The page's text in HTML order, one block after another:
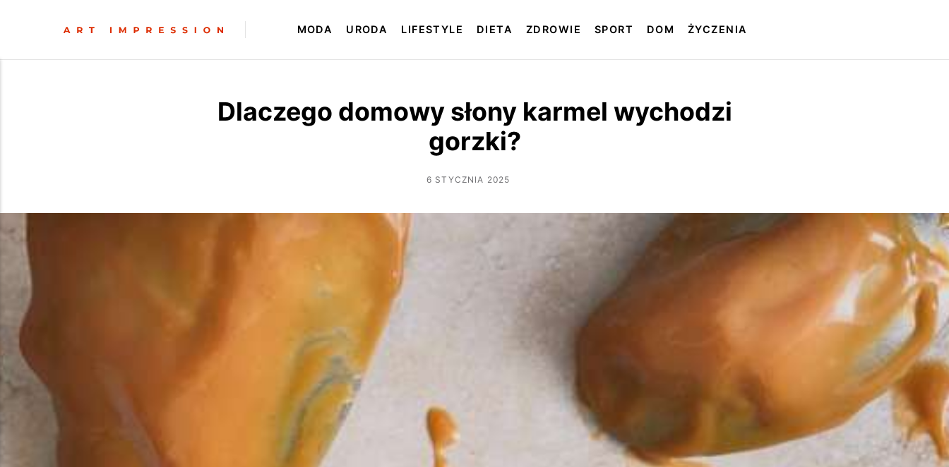
MODA URODA LIFESTYLE DIETA ZDROWIE SPORT DOM ŻYCZENIA
Dlaczego domowy słony karmel wychodzi
gorzki?
6 STYCZNIA 2025